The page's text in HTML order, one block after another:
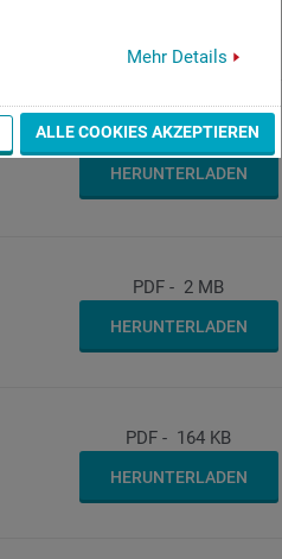
Mehr Details
ALLE COOKIES AKZEPTIEREN
PDF- 174 KB
HERUNTERLADEN
PDF - 2 MB
HERUNTERLADEN
PDF - 164 KB
HERUNTERLADEN